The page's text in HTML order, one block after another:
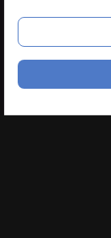
contact_page